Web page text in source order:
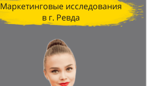
Маркетинговые исследования
в г. Ревда